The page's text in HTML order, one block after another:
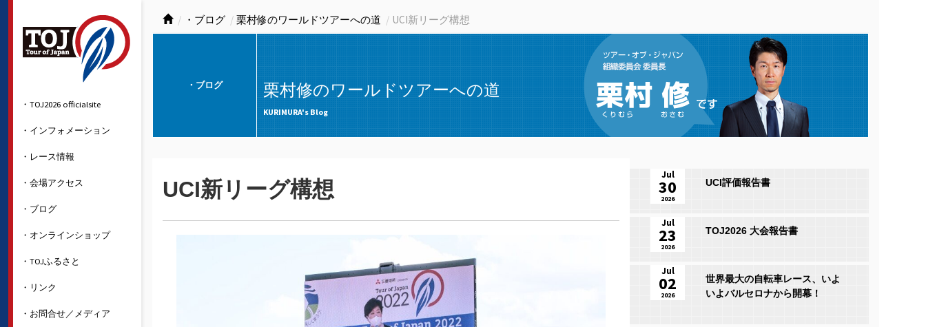
・TOJ2026 officialsite
・インフォメーション
・レース情報
・会場アクセス
・ブログ
・オンラインショップ
・TOJふるさと
・リンク
・お問合せ／メディア
・ブログ 栗村修のワールドツアーへの道 UCI新リーグ構想
・ブログ 栗村修のワールドツアーへの道
KURIMURA's Blog
UCI新リーグ構想 UCI評価報告書
Jul
30
2026
TOJ2026 大会報告書
Jul
23
2026
世界最大の自転車レース、いよ
いよバルセロナから開幕！
Jul
02
2026